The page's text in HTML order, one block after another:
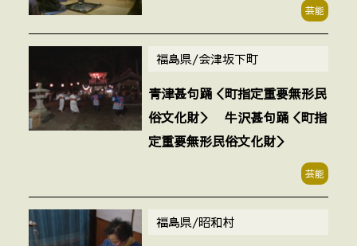
芸能
福島県/会津坂下町
青津甚句踊＜町指定重要無形民
俗文化財＞ 牛沢甚句踊＜町指
定重要無形民俗文化財＞
芸能
福島県/昭和村